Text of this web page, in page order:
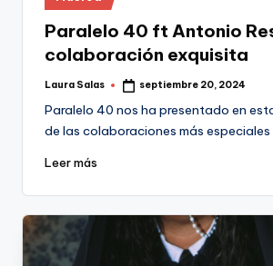
en
Paralelo 40 ft Antonio
colaboración exquisita
Publicado
Laura Salas septiembre 20, 2024
Paralelo 40 nos ha presentado en
de las colaboraciones más especiales
Leer más